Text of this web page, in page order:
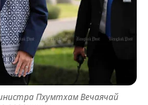
Пхумтхам Вечаячай